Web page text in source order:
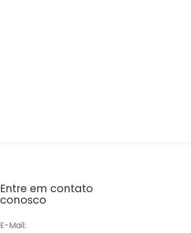
Entre em contato
conosco
E-Mail: